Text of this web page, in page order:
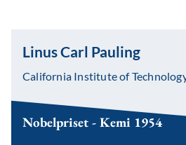
Linus Carl Pauling
California Institute of
Nobelpriset - Kemi 1954